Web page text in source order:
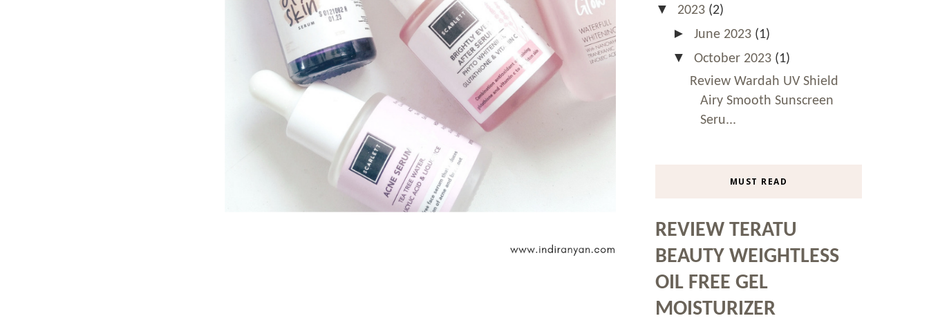
▼ 2023 (2)
► June 2023 (1)
▼ October 2023 (1)
Review Wardah UV Shield
Airy Smooth Sunscreen
Seru...
MUST READ
REVIEW TERATU
BEAUTY WEIGHTLESS
OIL FREE GEL
MOISTURIZER